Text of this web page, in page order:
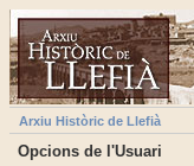
Arxiu Històric de Llefià
Opcions de l'Usuari